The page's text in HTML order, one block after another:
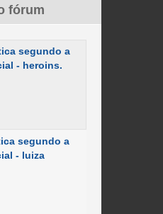
fórum
segundo a
- heroins.
segundo a
- luiza